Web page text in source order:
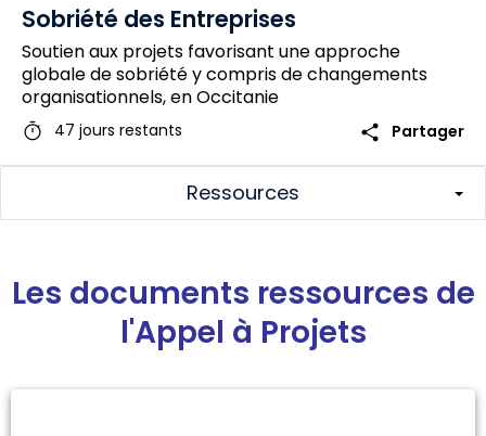
Sobriété des Entreprises
Soutien aux projets favorisant une approche
globale de sobriété y compris de changements
organisationnels, en Occitanie
timer 47 jours restants share Partager
Ressources
Les documents ressources de
l'Appel à Projets